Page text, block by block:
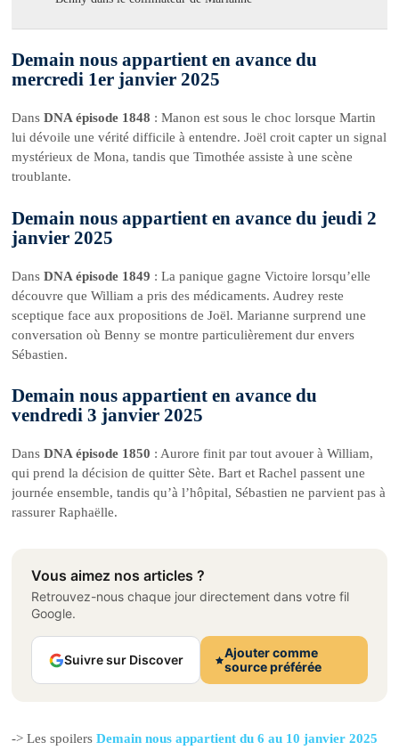
Demain nous appartient en avance du
mercredi 1er janvier 2025
DansDNA épisode 1848 : Manon est sous le choc lorsque Martin
lui dévoile une vérité difficile à entendre. Joël croit capter un signal
mystérieux de Mona, tandis que Timothée assiste à une scène
troublante.
Demain nous appartient en avance du jeudi 2
janvier 2025
DansDNA épisode 1849 : La panique gagne Victoire lorsqu’elle
découvre que William a pris des médicaments. Audrey reste
sceptique face aux propositions de Joël. Marianne surprend une
conversation où Benny se montre particulièrement dur envers
Sébastien.
Demain nous appartient en avance du
vendredi 3 janvier 2025
DansDNA épisode 1850 : Aurore finit par tout avouer à William,
qui prend la décision de quitter Sète. Bart et Rachel passent une
journée ensemble, tandis qu’à l’hôpital, Sébastien ne parvient pas à
rassurer Raphaëlle.
Vous aimez nos articles ?
Retrouvez-nous chaque jour directement dans votre fil
Google.
Suivre sur Discover
Ajouter comme
source préférée
-> Les spoilersDemain nous appartient du 6 au 10 janvier 2025